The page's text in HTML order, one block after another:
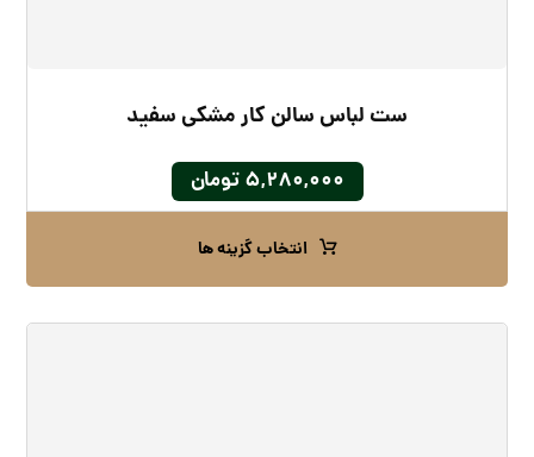
ست لباس سالن کار مشکی سفید
۵,۲۸۰,۰۰۰ تومان
انتخاب گزینه ها